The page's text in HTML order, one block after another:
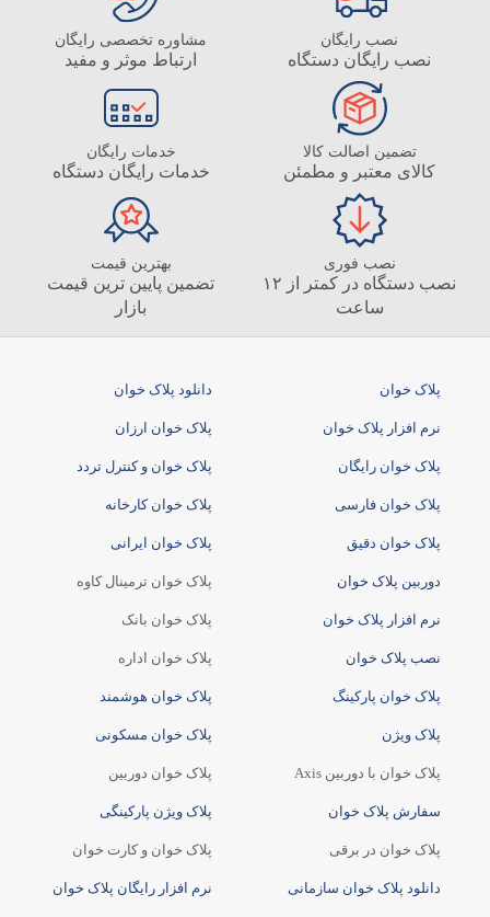
نصب رایگان
نصب رایگان دستگاه
مشاوره تخصصی رایگان
ارتباط موثر و مفید
تضمین اصالت کالا
کالای معتبر و مطمئن
خدمات رایگان
خدمات رایگان دستگاه
نصب فوری
نصب دستگاه در کمتر از ۱۲
ساعت
بهترین قیمت
تضمین پایین ترین قیمت
بازار
پلاک خوان
نرم افزار پلاک خوان
پلاک خوان رایگان
پلاک خوان فارسی
پلاک خوان دقیق
دانلود پلاک خوان
پلاک خوان ارزان
پلاک خوان و کنترل تردد
پلاک خوان کارخانه
پلاک خوان ایرانی
دوربین پلاک خوان
نرم افزار پلاک خوان
نصب پلاک خوان
پلاک خوان پارکینگ
پلاک ویژن
پلاک خوان ترمینال کاوه
پلاک خوان بانک
پلاک خوان اداره
پلاک خوان هوشمند
پلاک خوان مسکونی
پلاک خوان با دوربین Axis
سفارش پلاک خوان
پلاک خوان در برقی
دانلود پلاک خوان سازمانی
پلاک خوان دوربین
پلاک ویژن پارکینگی
پلاک خوان و کارت خوان
نرم افزار رایگان پلاک خوان